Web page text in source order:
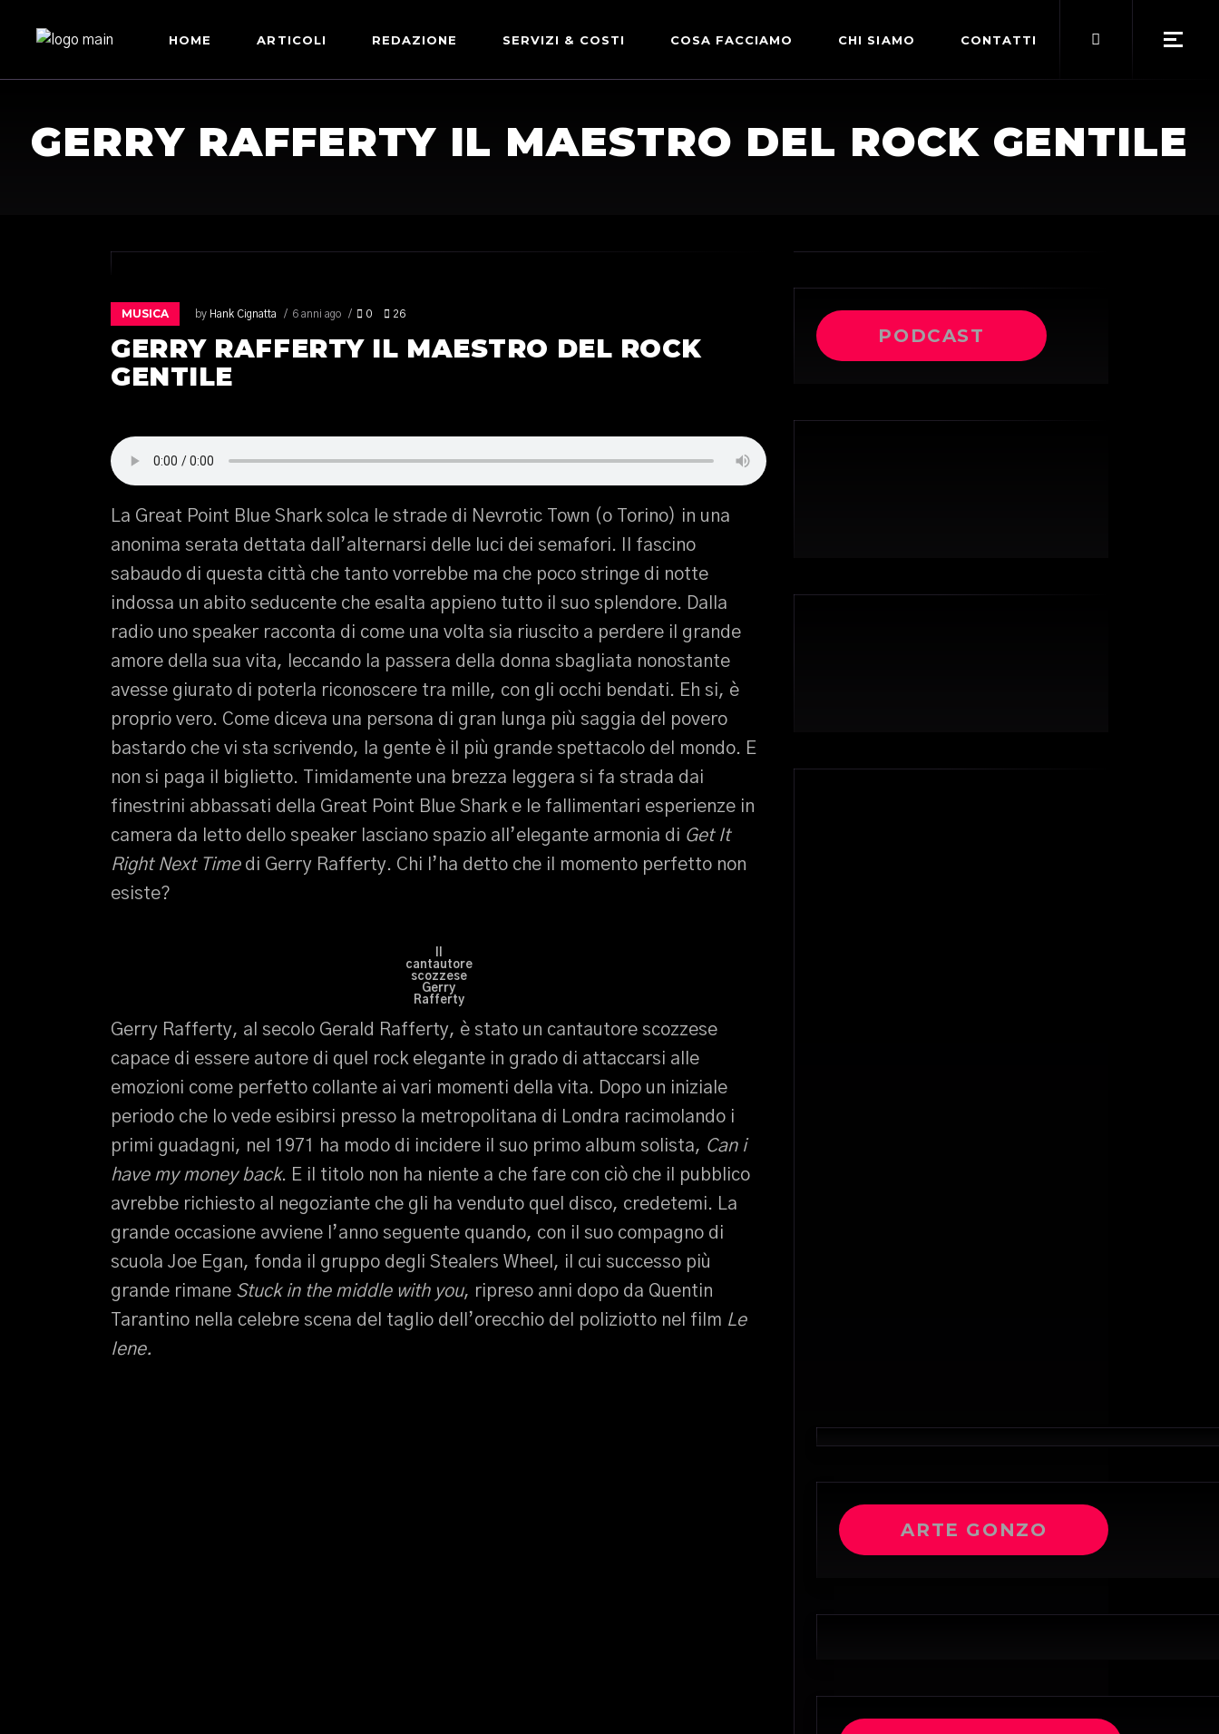
HOME ARTICOLI REDAZIONE SERVIZI & COSTI
LE NOSTRE PARTNERSHIP
COSA FACCIAMO CHI SIAMO
TERMINI DI SERVIZIO
CONTATTI
GERRY RAFFERTY IL MAESTRO DEL ROCK GENTILE
MUSICA by Hank Cignatta 6 anni ago 0 26
GERRY RAFFERTY IL MAESTRO DEL ROCK
GENTILE
La Great Point Blue Shark solca le strade di Nevrotic Town (o Torino) in una
anonima serata dettata dall’alternarsi delle luci dei semafori. Il fascino
sabaudo di questa città che tanto vorrebbe ma che poco stringe di notte
indossa un abito seducente che esalta appieno tutto il suo splendore. Dalla
radio uno speaker racconta di come una volta sia riuscito a perdere il grande
amore della sua vita, leccando la passera della donna sbagliata nonostante
avesse giurato di poterla riconoscere tra mille, con gli occhi bendati. Eh si, è
proprio vero. Come diceva una persona di gran lunga più saggia del povero
bastardo che vi sta scrivendo, la gente è il più grande spettacolo del mondo. E
non si paga il biglietto. Timidamente una brezza leggera si fa strada dai
finestrini abbassati della Great Point Blue Shark e le fallimentari esperienze in
camera da letto dello speaker lasciano spazio all’elegante armonia di Get It
Right Next Time di Gerry Rafferty. Chi l’ha detto che il momento perfetto non
esiste?
cantautore
scozzese
Gerry
Rafferty
Gerry Rafferty, al secolo Gerald Rafferty, è stato un cantautore scozzese
capace di essere autore di quel rock elegante in grado di attaccarsi alle
emozioni come perfetto collante ai vari momenti della vita. Dopo un iniziale
periodo che lo vede esibirsi presso la metropolitana di Londra racimolando i
primi guadagni, nel 1971 ha modo di incidere il suo primo album solista, Can i
have my money back. E il titolo non ha niente a che fare con ciò che il pubblico
avrebbe richiesto al negoziante che gli ha venduto quel disco, credetemi. La
grande occasione avviene l’anno seguente quando, con il suo compagno di
scuola Joe Egan, fonda il gruppo degli Stealers Wheel, il cui successo più
grande rimane Stuck in the middle with you, ripreso anni dopo da Quentin
Tarantino nella celebre scena del taglio dell’orecchio del poliziotto nel film Le
Iene.
PODCAST
ARTE GONZO